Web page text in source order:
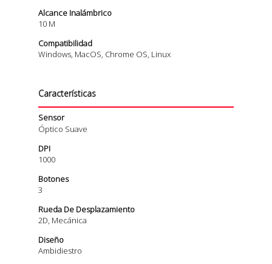
Alcance Inalámbrico
10 M
Compatibilidad
Windows, MacOS, Chrome OS, Linux
Características
Sensor
Óptico Suave
DPI
1000
Botones
3
Rueda De Desplazamiento
2D, Mecánica
Diseño
Ambidiestro